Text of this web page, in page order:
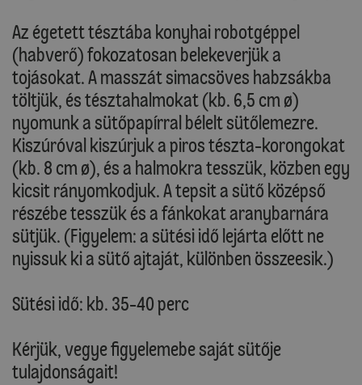
Az égetett tésztába konyhai robotgéppel
(habverő) fokozatosan belekeverjük a
tojásokat. A masszát simacsöves habzsákba
töltjük, és tésztahalmokat (kb. 6,5 cm ø)
nyomunk a sütőpapírral bélelt sütőlemezre.
Kiszúróval kiszúrjuk a piros tészta-korongokat
(kb. 8 cm ø), és a halmokra tesszük, közben egy
kicsit rányomkodjuk. A tepsit a sütő középső
részébe tesszük és a fánkokat aranybarnára
sütjük. (Figyelem: a sütési idő lejárta előtt ne
nyissuk ki a sütő ajtaját, különben összeesik.)
Sütési idő: kb. 35-40 perc
Kérjük, vegye figyelemebe saját sütője
tulajdonságait!